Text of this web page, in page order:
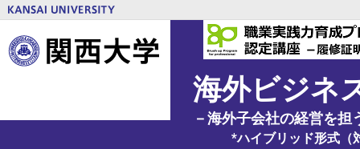
海外ビジネ
－海外子会社の経営を担
*ハイブリッド形式（対